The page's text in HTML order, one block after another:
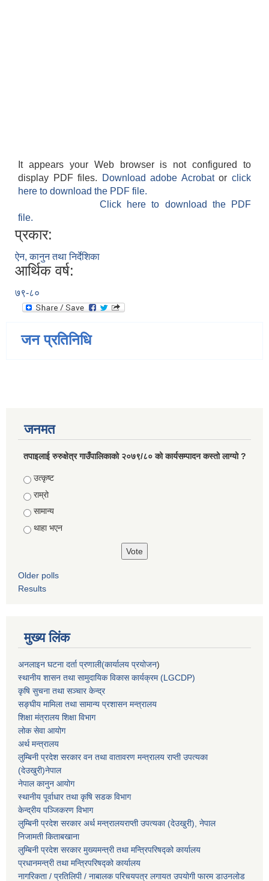
It appears your Web browser is not configured to
display PDF files.
Download adobe Acrobatorclick
here to download the PDF file.
Click here to download the PDF
file.
प्रकार:
ऐन, कानुन तथा निर्देशिका
आर्थिक वर्ष:
७९-८०
जन प्रतिनिधि
जनमत
तपाइलाई रुरुक्षेत्र गाउँपालिकाको २०७९/८० को कार्यसम्पादन कस्तो लाग्यो ?
Choices
उत्कृष्ट
राम्रो
सामान्य
थाहा भएन
Older polls
Results
मुख्य लिंक
अनलाइन घटना दर्ता प्रणाली(कार्यालय प्रयोजन)
स्थानीय शासन तथा सामुदायिक विकास कार्यक्रम (LGCDP)
कृषि सुचना तथा सञ्चार केन्द्र
सङ्घीय मामिला तथा सामान्य प्रशासन मन्त्रालय
शिक्षा मंत्रालय शिक्षा विभाग
लोक सेवा आयोग
अर्थ मन्त्रालय
लुम्बिनी प्रदेश सरकार वन तथा वातावरण मन्त्रालय राप्ती उपत्यका
(देउखुरी)नेपाल
नेपाल कानुन आयोग
स्थानीय पूर्वाधार तथा कृषि सडक विभाग
केन्द्रीय पञ्जिकरण विभाग
लुम्बिनी प्रदेश सरकार अर्थ मन्त्रालयराप्ती उपत्यका (देउखुरी), नेपाल
निजामती किताबखाना
लुम्बिनी प्रदेश सरकार मुख्यमन्त्री तथा मन्त्रिपरिषद्को कार्यालय
प्रधानमन्त्री तथा मन्त्रिपरिषद्को कार्यालय
नागरिकता / प्रतिलिपी / नाबालक परिचयपत्र लगायत उपयोगी फारम डाउनलोड